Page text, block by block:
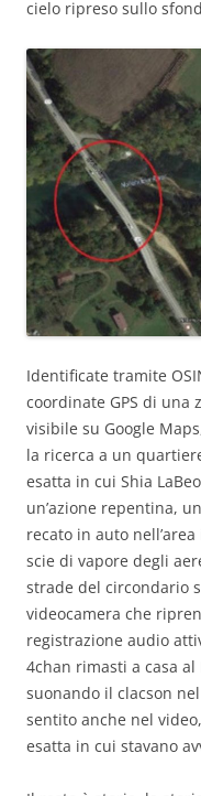
cielo ripreso sullo
Identificate tramite
coordinate GPS di una
visibile su Google
la ricerca a un
esatta in cui Shia
un’azione repentina,
recato in auto
scie di vapore degli
strade del circondario
videocamera che
registrazione audio
4chan rimasti a casa al
suonando il clacson
sentito anche nel
esatta in cui stavano